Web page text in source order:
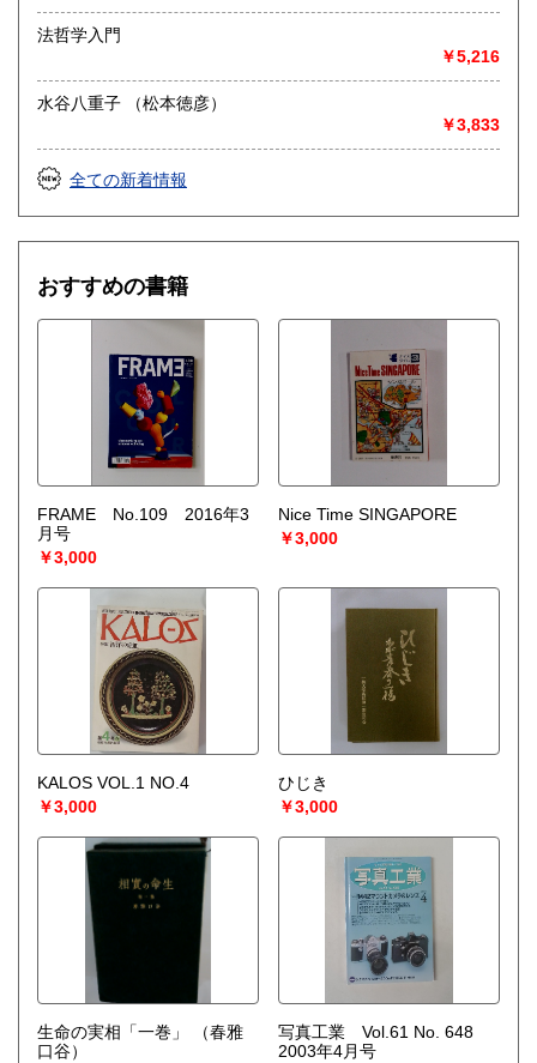
法哲学入門
￥5,216
水谷八重子 （松本徳彦）
￥3,833
全ての新着情報
おすすめの書籍
FRAME No.109 2016年3
月号
￥3,000
Nice Time SINGAPORE
￥3,000
KALOS VOL.1 NO.4
￥3,000
ひじき
￥3,000
生命の実相「一巻」
（春雅
口谷）
写真工業 Vol.61 No. 648
2003年4月号